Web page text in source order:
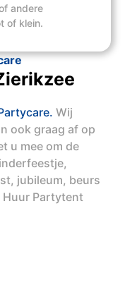
andere
of klein.
Wij
ook graag af op
u mee om de
jubileum, beurs
Partytent